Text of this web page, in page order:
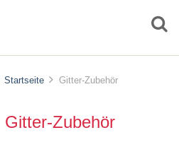
Startseite Gitter-Zubehör
Gitter-Zubehör